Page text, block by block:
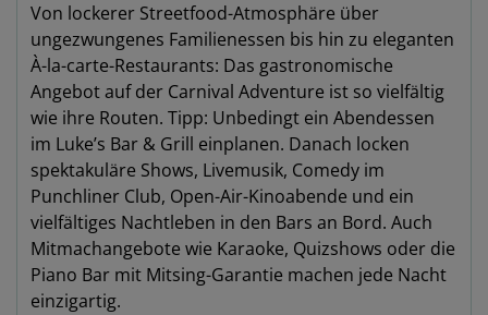
Von lockerer Streetfood-Atmosphäre über
ungezwungenes Familienessen bis hin zu eleganten
À-la-carte-Restaurants: Das gastronomische
Angebot auf der Carnival Adventure ist so vielfältig
wie ihre Routen. Tipp: Unbedingt ein Abendessen
im Luke’s Bar & Grill einplanen. Danach locken
spektakuläre Shows, Livemusik, Comedy im
Punchliner Club, Open-Air-Kinoabende und ein
vielfältiges Nachtleben in den Bars an Bord. Auch
Mitmachangebote wie Karaoke, Quizshows oder die
Piano Bar mit Mitsing-Garantie machen jede Nacht
einzigartig.